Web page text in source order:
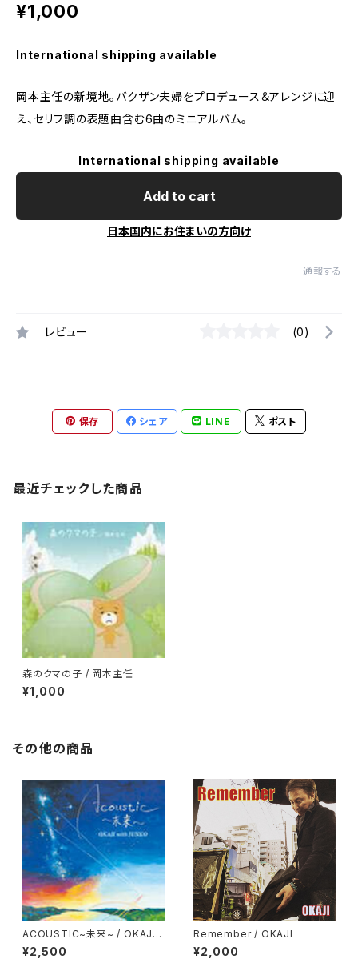
¥1,000
International shipping available
岡本主任の新境地。バクザン夫婦をプロデュース＆アレンジに迎
え、セリフ調の表題曲含む6曲のミニアルバム。​
International shipping available
Add to cart
日本国内にお住まいの方向け
通報する
レビュー (0)
保存 シェア LINE ポスト
最近チェックした商品
森のクマの子 / 岡本主任
¥1,000
その他の商品
ACOUSTIC~未来~ / OKAJI
With JUNKO
¥2,500
Remember / OKAJI
¥2,000